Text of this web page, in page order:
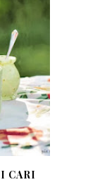
CARI